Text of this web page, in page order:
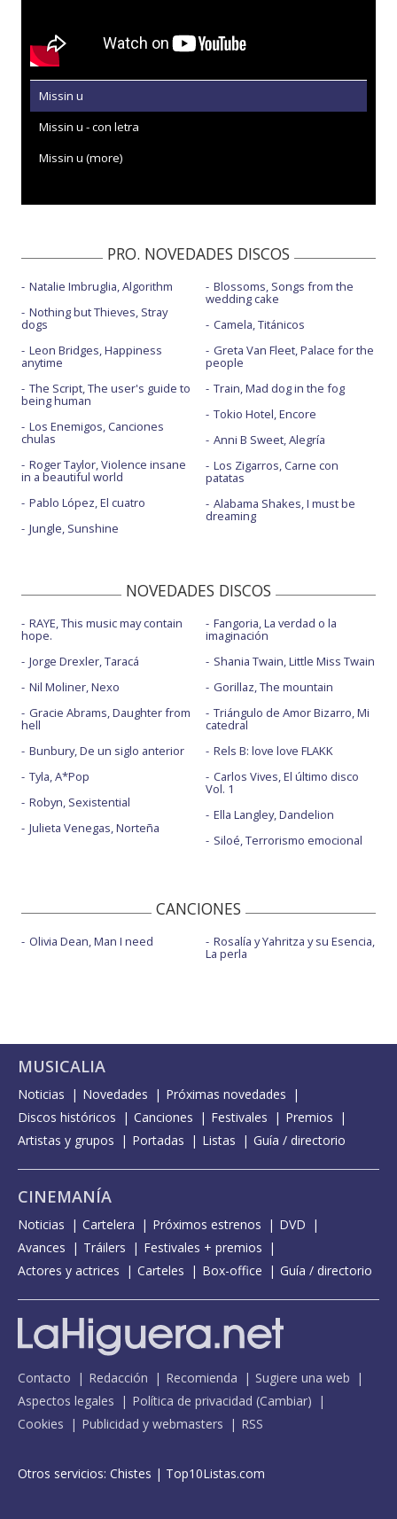
Missin u
Missin u - con letra
Missin u (more)
PRO. NOVEDADES DISCOS
Natalie Imbruglia, Algorithm
Nothing but Thieves, Stray
dogs
Leon Bridges, Happiness
anytime
The Script, The user's guide to
being human
Los Enemigos, Canciones
chulas
Roger Taylor, Violence insane
in a beautiful world
Pablo López, El cuatro
Jungle, Sunshine
Blossoms, Songs from the
wedding cake
Camela, Titánicos
Greta Van Fleet, Palace for the
people
Train, Mad dog in the fog
Tokio Hotel, Encore
Anni B Sweet, Alegría
Los Zigarros, Carne con
patatas
Alabama Shakes, I must be
dreaming
NOVEDADES DISCOS
RAYE, This music may contain
hope.
Jorge Drexler, Taracá
Nil Moliner, Nexo
Gracie Abrams, Daughter from
hell
Bunbury, De un siglo anterior
Tyla, A*Pop
Robyn, Sexistential
Julieta Venegas, Norteña
Fangoria, La verdad o la
imaginación
Shania Twain, Little Miss Twain
Gorillaz, The mountain
Triángulo de Amor Bizarro, Mi
catedral
Rels B: love love FLAKK
Carlos Vives, El último disco
Vol. 1
Ella Langley, Dandelion
Siloé, Terrorismo emocional
CANCIONES
Olivia Dean, Man I need Rosalía y Yahritza y su Esencia,
La perla
MUSICALIA
Noticias Novedades
Próximas novedades
Discos históricos
Canciones Festivales
Premios
Artistas y grupos
Portadas Listas Guía / directorio
CINEMANÍA
Noticias Cartelera Próximos estrenos
DVD
Avances
Tráilers
Festivales + premios
Actores y actrices
Carteles Box-office Guía / directorio
Contacto Redacción Recomienda
Sugiere una web
Aspectos legales
Política de privacidad (Cambiar)
Cookies
Publicidad y webmasters RSS
Otros servicios: Chistes | Top10Listas.com